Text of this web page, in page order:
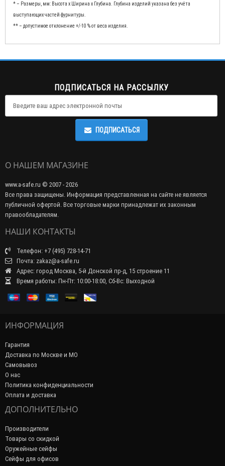
* – Размеры, мм: Высота x Ширина x Глубина. Глубина изделий указана без учёта
выступающих частей фурнитуры.
** – допустимое отклонение +/-10 % от веса изделия.
ПОДПИСАТЬСЯ НА РАССЫЛКУ
ПОДПИСАТЬСЯ
О НАШЕМ МАГАЗИНЕ
www.a-safe.ru © 2007 - 2026
Все права защищены. Информация представленная на сайте не является
публичной офертой. Все торговые марки принадлежат их законным
правообладателям.
НАШИ КОНТАКТЫ
Телефон: +7 (495) 728-14-71
Почта: zakaz@a-safe.ru
Адрес: город Москва, 5-й Донской пр-д, 15 строение 11
Время работы: Пн-Пт: 10:00-18:00, Сб-Вс: Выходной
ИНФОРМАЦИЯ
Гарантия
Доставка по Москве и МО
Самовывоз
О нас
Политика конфиденциальности
Оплата и доставка
ДОПОЛНИТЕЛЬНО
Производители
Товары со скидкой
Оружейные сейфы
Сейфы для офисов